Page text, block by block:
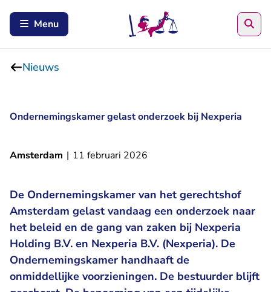
Menu
Nieuws
Ondernemingskamer gelast onderzoek bij Nexperia
Amsterdam | 11 februari 2026
De Ondernemingskamer van het gerechtshof
Amsterdam gelast vandaag een onderzoek naar
het beleid en de gang van zaken bij Nexperia
Holding B.V. en Nexperia B.V. (Nexperia). De
Ondernemingskamer handhaaft de
onmiddellijke voorzieningen. De bestuurder blijft